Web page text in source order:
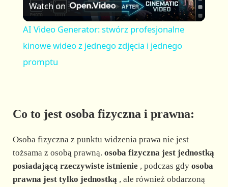
n
l
a
i
d
Watch on
AI Video Generator: stwórz profesjonalne
kinowe wideo z jednego zdjęcia i jednego
promptu
Co to jest osoba fizyczna i prawna:
Osoba fizyczna z punktu widzenia prawa nie jest
tożsama z osobą prawną. osoba fizyczna jest jednostką
posiadającą rzeczywiste istnienie , podczas gdy osoba
prawna jest tylko jednostką, ale również obdarzoną